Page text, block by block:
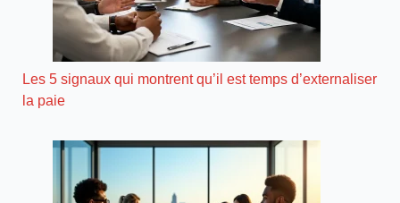
Les 5 signaux qui montrent qu’il est temps d’externaliser
la paie